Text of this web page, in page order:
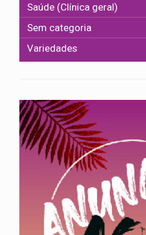
Saúde (Clínica geral)
Sem categoria
Variedades